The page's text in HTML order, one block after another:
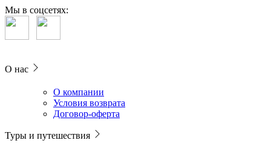
Мы в соцсетях:
О нас
О компании
Условия возврата
Договор-оферта
Туры и путешествия